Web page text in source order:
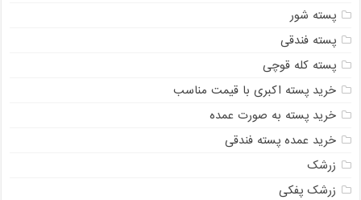
پسته شور
پسته فندقی
پسته کله قوچی
خرید پسته اکبری با قیمت مناسب
خرید پسته به صورت عمده
خرید عمده پسته فندقی
زرشک
زرشک پفکی